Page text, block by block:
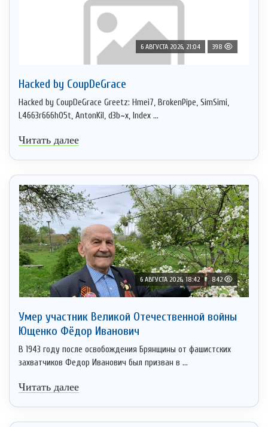
6 АВГУСТА 2026, 21:04 398
Hacked by CoupDeGrace
Hacked by CoupDeGrace Greetz: Hmei7, BrokenPipe, SimSimi,
L4663r666h05t, AntonKil, d3b~x, Index ...
Читать далее
6 АВГУСТА 2026, 18:42 842
Умер участник Великой Отечественной войны
Ющенко Фёдор Иванович
В 1943 году после освобождения Брянщины от фашистских
захватчиков Федор Иванович был призван в ...
Читать далее